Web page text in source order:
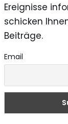
Ereignisse
schicken
Beiträge.
Email